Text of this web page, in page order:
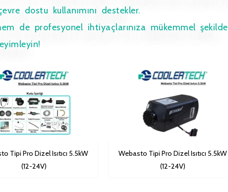
dostu kullanımını destekler.
de profesyonel ihtiyaçlarınıza mükemmel şekilde
Tipi Pro Dizel Isıtıcı 5.5kW
(12-24V)
Webasto Tipi Pro Dizel Isıtıcı 5.5kW
(12-24V)